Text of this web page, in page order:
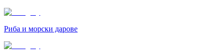
Риба и морски дарове